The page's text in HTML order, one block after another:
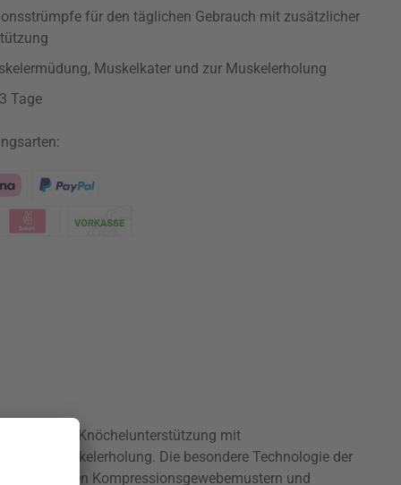
für den täglichen Gebrauch mit zusätzlicher
Muskelkater und zur Muskelerholung
Tage
Knöchelunterstützung mit
die Muskelerholung. Die besondere Technologie der
gezielten Kompressionsgewebemustern und